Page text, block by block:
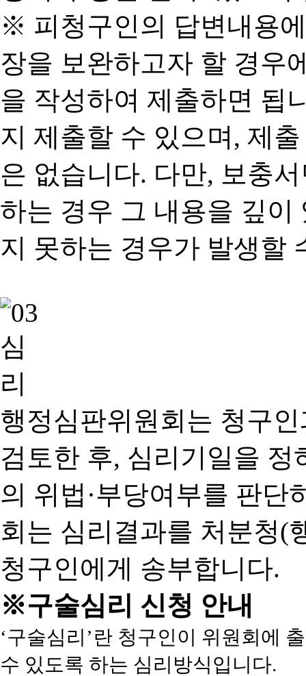
※ 피청구인의 답변내용
장을 보완하고자 할 경우
을 작성하여 제출하면 됩
지 제출할 수 있으며, 제
은 없습니다. 다만, 보충
하는 경우 그 내용을 깊이
지 못하는 경우가 발생할
행정심판위원회는 청구
검토한 후, 심리기일을 정
의 위법·부당여부를 판단
회는 심리결과를 처분청(
청구인에게 송부합니다.
※구술심리 신청 안내
‘구술심리’란 청구인이 위원회에
수 있도록 하는 심리방식입니다.